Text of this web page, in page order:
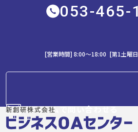
053-465-
[営業時間] 8:00～18:00 [第1土曜
フォームで問い合わせる